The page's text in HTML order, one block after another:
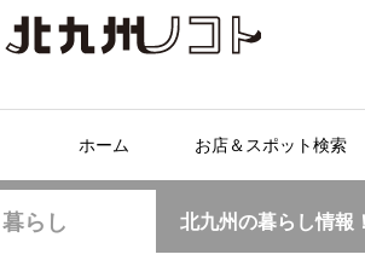
ホーム お店＆スポット検索
暮らし 北九州の暮らし情報